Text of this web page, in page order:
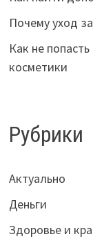
Почему уход
Как не
косметики
Рубрики
Актуально
Деньги
Здоровье и